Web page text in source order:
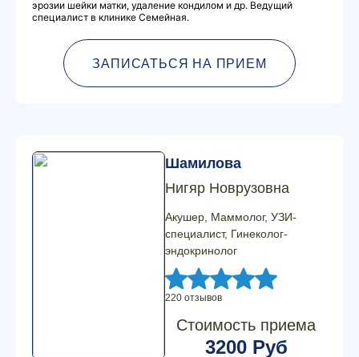
эрозии шейки матки, удаление кондилом и др. Ведущий
специалист в клинике Семейная.
ЗАПИСАТЬСЯ НА ПРИЕМ
Шамилова
Нигяр Новрузовна
Акушер, Маммолог, УЗИ-
специалист, Гинеколог-
эндокринолог
220 отзывов
Стоимость приема
3200 Руб